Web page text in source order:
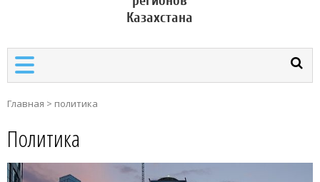
Казахстана
Главная > политика
Политика